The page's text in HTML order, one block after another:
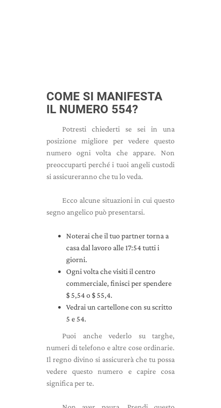
COME SI MANIFESTA
IL NUMERO 554?
Potresti chiederti se sei in una
posizione migliore per vedere questo
numero ogni volta che appare. Non
preoccuparti perché i tuoi angeli custodi
si assicureranno che tu lo veda.
Ecco alcune situazioni in cui questo
segno angelico può presentarsi.
Noterai che il tuo partner torna a
casa dal lavoro alle 17:54 tutti i
giorni.
Ogni volta che visiti il ​​centro
commerciale, finisci per spendere
$ 5,54 o $ 55,4.
Vedrai un cartellone con su scritto
5 e 54.
Puoi anche vederlo su targhe,
numeri di telefono e altre cose ordinarie.
Il regno divino si assicurerà che tu possa
vedere questo numero e capire cosa
significa per te.